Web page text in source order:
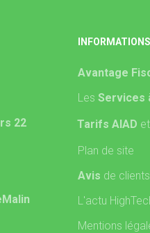
22
Avantage
LesServices
Tarifs AIAD
Plan de site
Avis de clients
L'actu
Mentions